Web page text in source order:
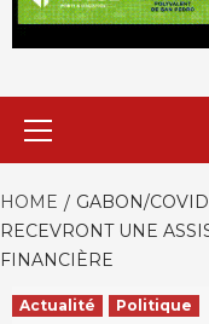
HOME
GABON/
RECEVRONT UNE
FINANCIÈRE
Actualité Politique